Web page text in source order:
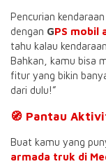
Pencurian
dengan GPS mobil
tahu kalau
Bahkan, kamu bisa
fitur yang bikin
dari dulu!”
🧭 Pantau
Buat kamu yang
armada truk di